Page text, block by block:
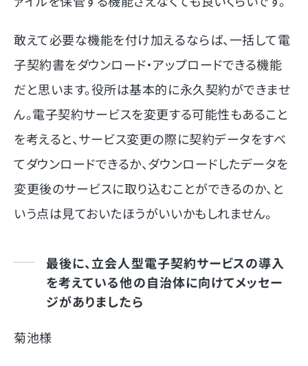
敢えて必要な機能を付け加えるならば、一括して電
子契約書をダウンロード・アップロードできる機能
だと思います。役所は基本的に永久契約ができませ
ん。電子契約サービスを変更する可能性もあること
を考えると、サービス変更の際に契約データをすべ
てダウンロードできるか、ダウンロードしたデータを
変更後のサービスに取り込むことができるのか、と
いう点は見ておいたほうがいいかもしれません。
最後に、立会人型電子契約サービスの導入
を考えている他の自治体に向けてメッセー
ジがありましたら
菊池様